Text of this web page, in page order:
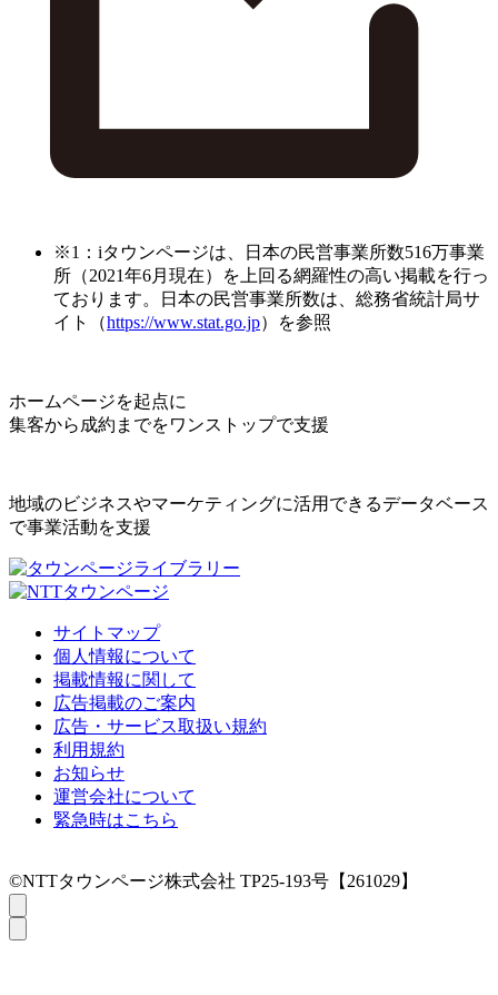
※1：iタウンページは、日本の民営事業所数516万事業
所（2021年6月現在）を上回る網羅性の高い掲載を行っ
ております。日本の民営事業所数は、総務省統計局サ
イト（https://www.stat.go.jp）を参照
ホームページを起点に
集客から成約までをワンストップで支援
地域のビジネスやマーケティングに活用できるデータベース
で事業活動を支援
サイトマップ
個人情報について
掲載情報に関して
広告掲載のご案内
広告・サービス取扱い規約
利用規約
お知らせ
運営会社について
緊急時はこちら
©NTTタウンページ株式会社 TP25-193号【261029】